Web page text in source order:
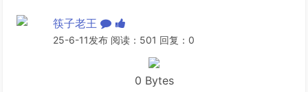
筷子老王
25-6-11发布 阅读：501 回复：0
0 Bytes